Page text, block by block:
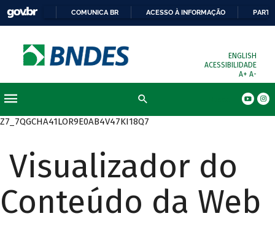
COMUNICA BR ACESSO À INFORMAÇÃO
ENGLISH
ACESSIBILIDADE
A+ A-
Z7_7QGCHA41LOR9E0AB4V47KI18Q7
Visualizador do
Conteúdo da Web